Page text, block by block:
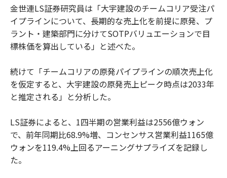
金世連LS証券研究員は「大宇建設のチームコリア受注パ
イプラインについて、長期的な売上化を前提に原発、プ
ラント・建築部門に分けてSOTPバリュエーションで目
標株価を算出している」と述べた。
続けて「チームコリアの原発パイプラインの順次売上化
を仮定すると、大宇建設の原発売上ピーク時点は2033年
と推定される」と分析した。
LS証券によると、1四半期の営業利益は2556億ウォン
で、前年同期比68.9%増、コンセンサス営業利益1165億
ウォンを119.4%上回るアーニングサプライズを記録し
た。